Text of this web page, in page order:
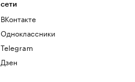
сети
ВКонтакте
Одноклассники
Telegram
Дзен